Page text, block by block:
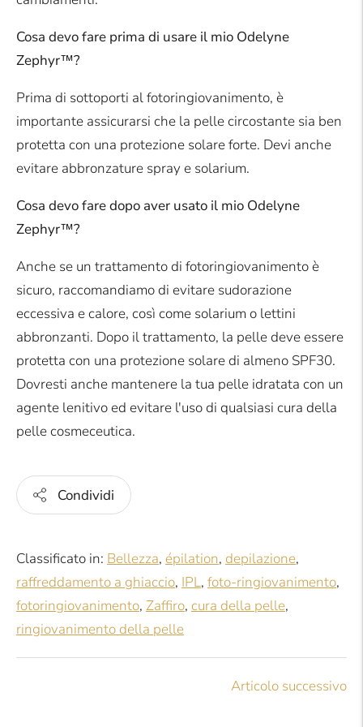
Cosa devo fare prima di usare il mio Odelyne
Zephyr™?
Prima di sottoporti al fotoringiovanimento, è
importante assicurarsi che la pelle circostante sia ben
protetta con una protezione solare forte. Devi anche
evitare abbronzature spray e solarium.
Cosa devo fare dopo aver usato il mio Odelyne
Zephyr™?
Anche se un trattamento di fotoringiovanimento è
sicuro, raccomandiamo di evitare sudorazione
eccessiva e calore, così come solarium o lettini
abbronzanti. Dopo il trattamento, la pelle deve essere
protetta con una protezione solare di almeno SPF30.
Dovresti anche mantenere la tua pelle idratata con un
agente lenitivo ed evitare l'uso di qualsiasi cura della
pelle cosmeceutica.
Condividi
Classificato in: Bellezza, épilation, depilazione,
raffreddamento a ghiaccio, IPL, foto-ringiovanimento,
fotoringiovanimento, Zaffiro, cura della pelle,
ringiovanimento della pelle
Articolo successivo